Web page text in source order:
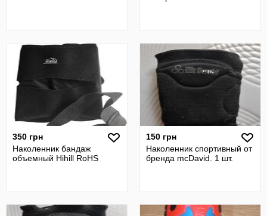
350 грн
Наколенник бандаж
объемный Hihill RoHS
150 грн
Наколенник спортивный от
бренда mcDavid. 1 шт.